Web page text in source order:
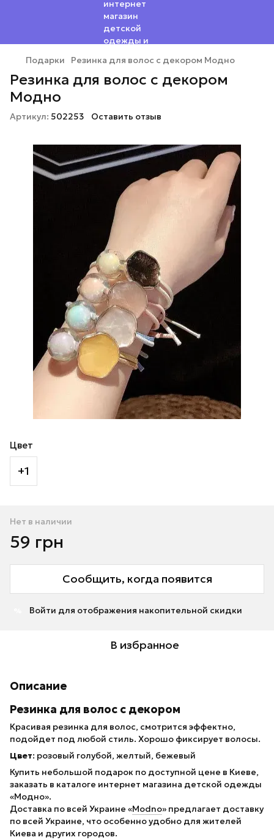
Подарки Резинка для волос с декором Модно
Резинка для волос с декором
Модно
Артикул: 502253 Оставить отзыв
Цвет
+1
Нет в наличии
59 грн
Сообщить, когда появится
Войти для отображения накопительной скидки
В избранное
Описание
Резинка для волос с декором
Красивая резинка для волос, смотрится эффектно,
подойдет под любой стиль. Хорошо фиксирует волосы.
Цвет: розовый голубой, желтый, бежевый
Купить небольшой подарок по доступной цене в Киеве,
заказать в каталоге интернет магазина детской одежды
«Модно».
Доставка по всей Украине «Modno» предлагает доставку
по всей Украине, что особенно удобно для жителей
Киева и других городов.